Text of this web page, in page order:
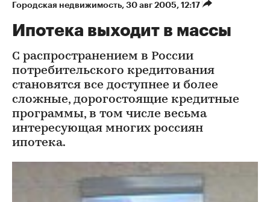
Городская недвижимость⁠, 30 авг 2005, 12:17
Ипотека выходит в массы
С распространением в России
потребительского кредитования
становятся все доступнее и более
сложные, дорогостоящие кредитные
программы, в том числе весьма
интересующая многих россиян
ипотека.